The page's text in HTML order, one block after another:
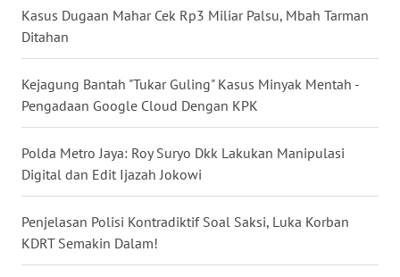
Kasus Dugaan Mahar Cek Rp3 Miliar Palsu, Mbah Tarman
Ditahan
Kejagung Bantah "Tukar Guling" Kasus Minyak Mentah -
Pengadaan Google Cloud Dengan KPK
Polda Metro Jaya: Roy Suryo Dkk Lakukan Manipulasi
Digital dan Edit Ijazah Jokowi
Penjelasan Polisi Kontradiktif Soal Saksi, Luka Korban
KDRT Semakin Dalam!
WN
NUSANTARA
WN
JOGJA
WN
JATIM
WN
BALI